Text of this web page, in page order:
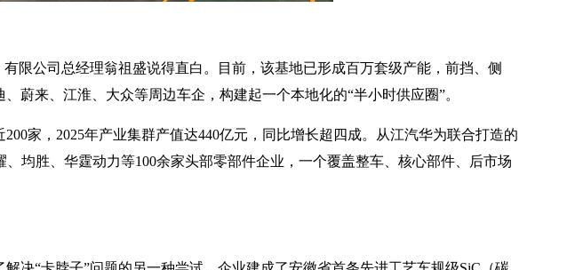
限公司总经理翁祖盛说得直白。目前，该基地已形成百万套级产能，前挡、侧
蔚来、江淮、大众等周边车企，构建起一个本地化的“半小时供应圈”。
家，2025年产业集群产值达440亿元，同比增长超四成。从江汽华为联合打造的
均胜、华霆动力等100余家头部零部件企业，一个覆盖整车、核心部件、后市场